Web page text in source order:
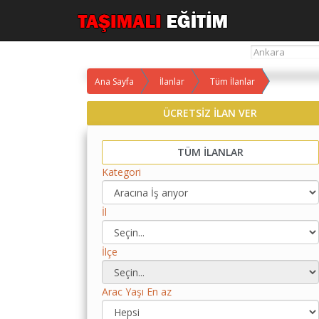
Hesaplama
Ana Sayfa İlanlar Tüm İlanlar
ÜCRETSİZ İLAN VER
TÜM İLANLAR
Kategori
İl
İlçe
Arac Yaşı En az